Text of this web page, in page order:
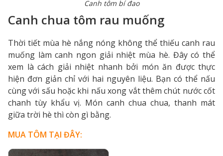
Canh tôm bí đao
Canh chua tôm rau muống
Thời tiết mùa hè nắng nóng không thể thiếu canh rau
muống làm canh ngon giải nhiệt mùa hè. Đây có thể
xem là cách giải nhiệt nhanh bởi món ăn được thực
hiện đơn giản chỉ với hai nguyên liệu. Bạn có thể nấu
cùng với sấu hoặc khi nấu xong vắt thêm chút nước cốt
chanh tùy khẩu vị. Món canh chua chua, thanh mát
giữa trời hè thì còn gì bằng.
MUA TÔM TẠI ĐÂY: